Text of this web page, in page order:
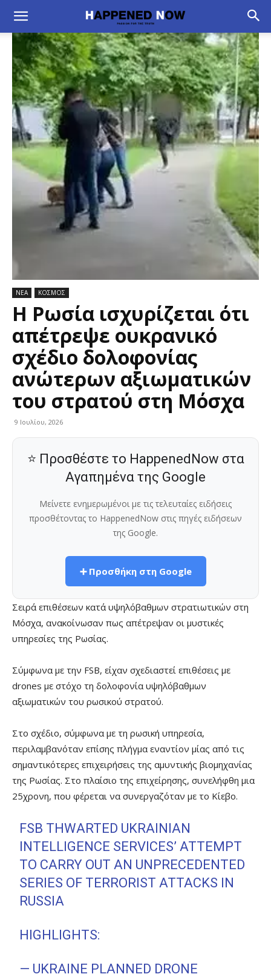
ΝΕΑ ΚΟΣΜΟΣ
Η Ρωσία ισχυρίζεται ότι
απέτρεψε ουκρανικό
σχέδιο δολοφονίας
ανώτερων αξιωματικών
του στρατού στη Μόσχα
9 Ιουλίου, 2026
⭐ Προσθέστε το HappenedNow στα
Αγαπημένα της Google
Μείνετε ενημερωμένοι με τις τελευταίες ειδήσεις
προσθέτοντας το HappenedNow στις πηγές ειδήσεων
της Google.
➕ Προσθήκη στη Google
Σειρά επιθέσεων κατά υψηλόβαθμων στρατιωτικών στη
Μόσχα, ανακοίνωσαν πως απέτρεψαν οι μυστικές
υπηρεσίες της Ρωσίας.
Σύμφωνα με την FSB, είχαν σχεδιαστεί επιθέσεις με
drones με στόχο τη δολοφονία υψηλόβαθμων
αξιωματικών του ρωσικού στρατού.
Στο σχέδιο, σύμφωνα με τη ρωσική υπηρεσία,
περιλαμβανόταν επίσης πλήγμα εναντίον μίας από τις
σημαντικότερες επιχειρήσεις της αμυντικής βιομηχανίας
της Ρωσίας. Στο πλαίσιο της επιχείρησης, συνελήφθη μια
25χρονη, που φέρεται να συνεργαζόταν με το Κίεβο.
FSB THWARTED UKRAINIAN
INTELLIGENCE SERVICES’ ATTEMPT
TO CARRY OUT AN UNPRECEDENTED
SERIES OF TERRORIST ATTACKS IN
RUSSIA
HIGHLIGHTS:
— UKRAINE PLANNED DRONE